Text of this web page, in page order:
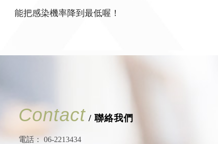
能把感染機率降到最低喔！
Contact / 聯絡我們
電話：
06-2213434